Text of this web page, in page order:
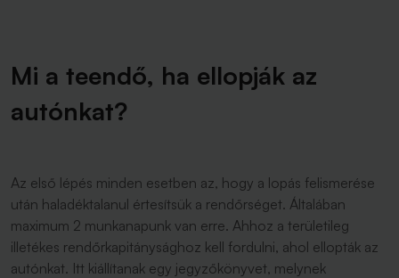
Mi a teendő, ha ellopják az
autónkat?
Az első lépés minden esetben az, hogy a lopás felismerése
után haladéktalanul értesítsük a rendőrséget. Általában
maximum 2 munkanapunk van erre. Ahhoz a területileg
illetékes rendőrkapitánysághoz kell fordulni, ahol ellopták az
autónkat. Itt kiállítanak egy jegyzőkönyvet, melynek